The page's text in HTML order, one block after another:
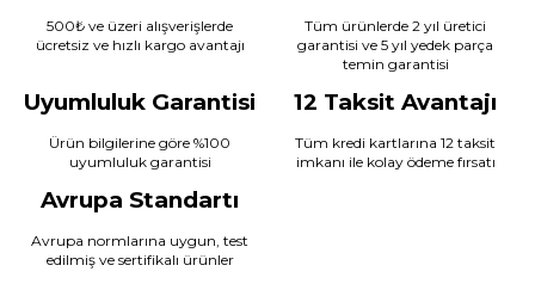
500₺ ve üzeri alışverişlerde
ücretsiz ve hızlı kargo avantajı
Tüm ürünlerde 2 yıl üretici
garantisi ve 5 yıl yedek parça
temin garantisi
Uyumluluk Garantisi
Ürün bilgilerine göre %100
uyumluluk garantisi
12 Taksit Avantajı
Tüm kredi kartlarına 12 taksit
imkanı ile kolay ödeme fırsatı
Avrupa Standartı
Avrupa normlarına uygun, test
edilmiş ve sertifikalı ürünler